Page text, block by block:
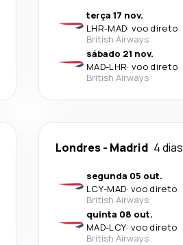
terça 17 nov.
LHR-MAD· voo direto
British Airways
sábado 21 nov.
MAD-LHR· voo direto
British Airways
Londres- Madrid 4 dias
segunda 05 out.
LCY-MAD· voo direto
British Airways
quinta 08 out.
MAD-LCY· voo direto
British Airways